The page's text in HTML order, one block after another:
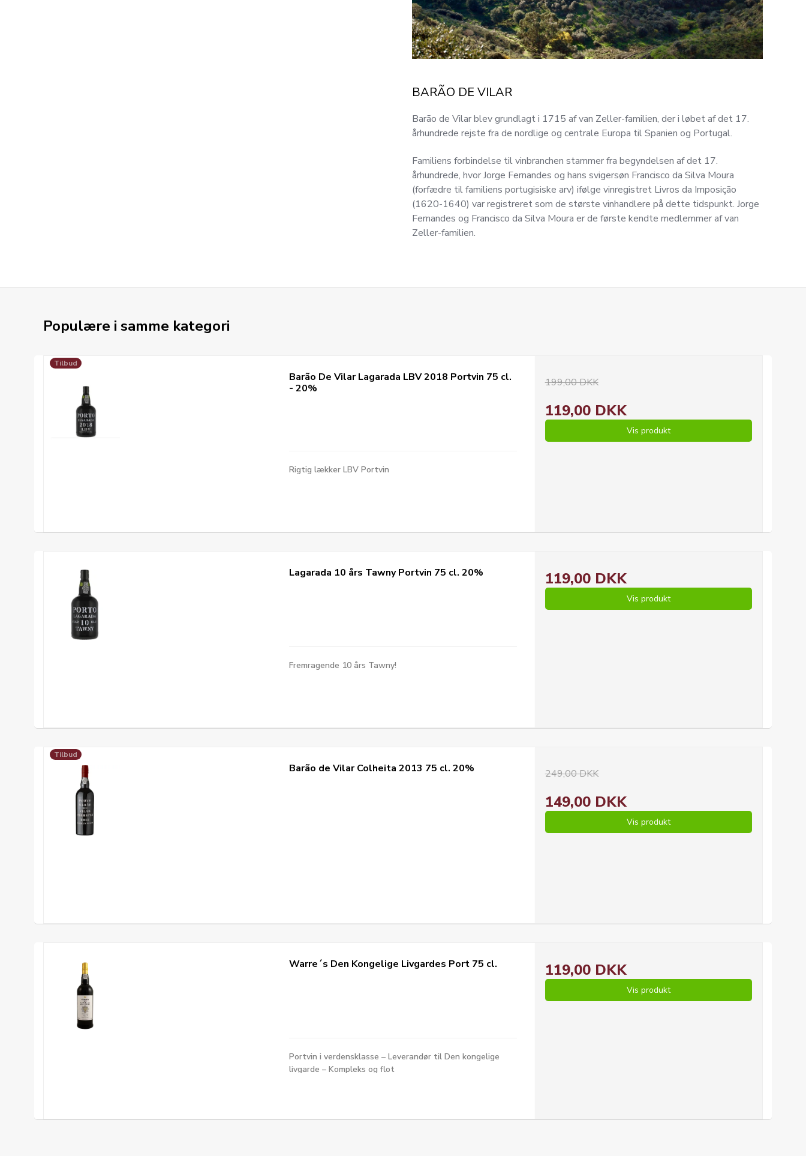
BARÃO DE VILAR
Barão de Vilar blev grundlagt i 1715 af van Zeller-familien, der i løbet af det 17.
århundrede rejste fra de nordlige og centrale Europa til Spanien og Portugal.
Familiens forbindelse til vinbranchen stammer fra begyndelsen af ​​det 17.
århundrede, hvor Jorge Fernandes og hans svigersøn Francisco da Silva Moura
(forfædre til familiens portugisiske arv) ifølge vinregistret Livros da Imposição
(1620-1640) var registreret som de største vinhandlere på dette tidspunkt. Jorge
Fernandes og Francisco da Silva Moura er de første kendte medlemmer af van
Zeller-familien.
Populære i samme kategori
Tilbud
Barão De Vilar Lagarada LBV 2018 Portvin 75 cl.
- 20%
Rigtig lækker LBV Portvin
199,00 DKK
119,00 DKK
Vis produkt
Lagarada 10 års Tawny Portvin 75 cl. 20%
Fremragende 10 års Tawny!
119,00 DKK
Vis produkt
Tilbud
Barão de Vilar Colheita 2013 75 cl. 20% 249,00 DKK
149,00 DKK
Vis produkt
Warre´s Den Kongelige Livgardes Port 75 cl.
Portvin i verdensklasse – Leverandør til Den kongelige
livgarde – Kompleks og flot
119,00 DKK
Vis produkt